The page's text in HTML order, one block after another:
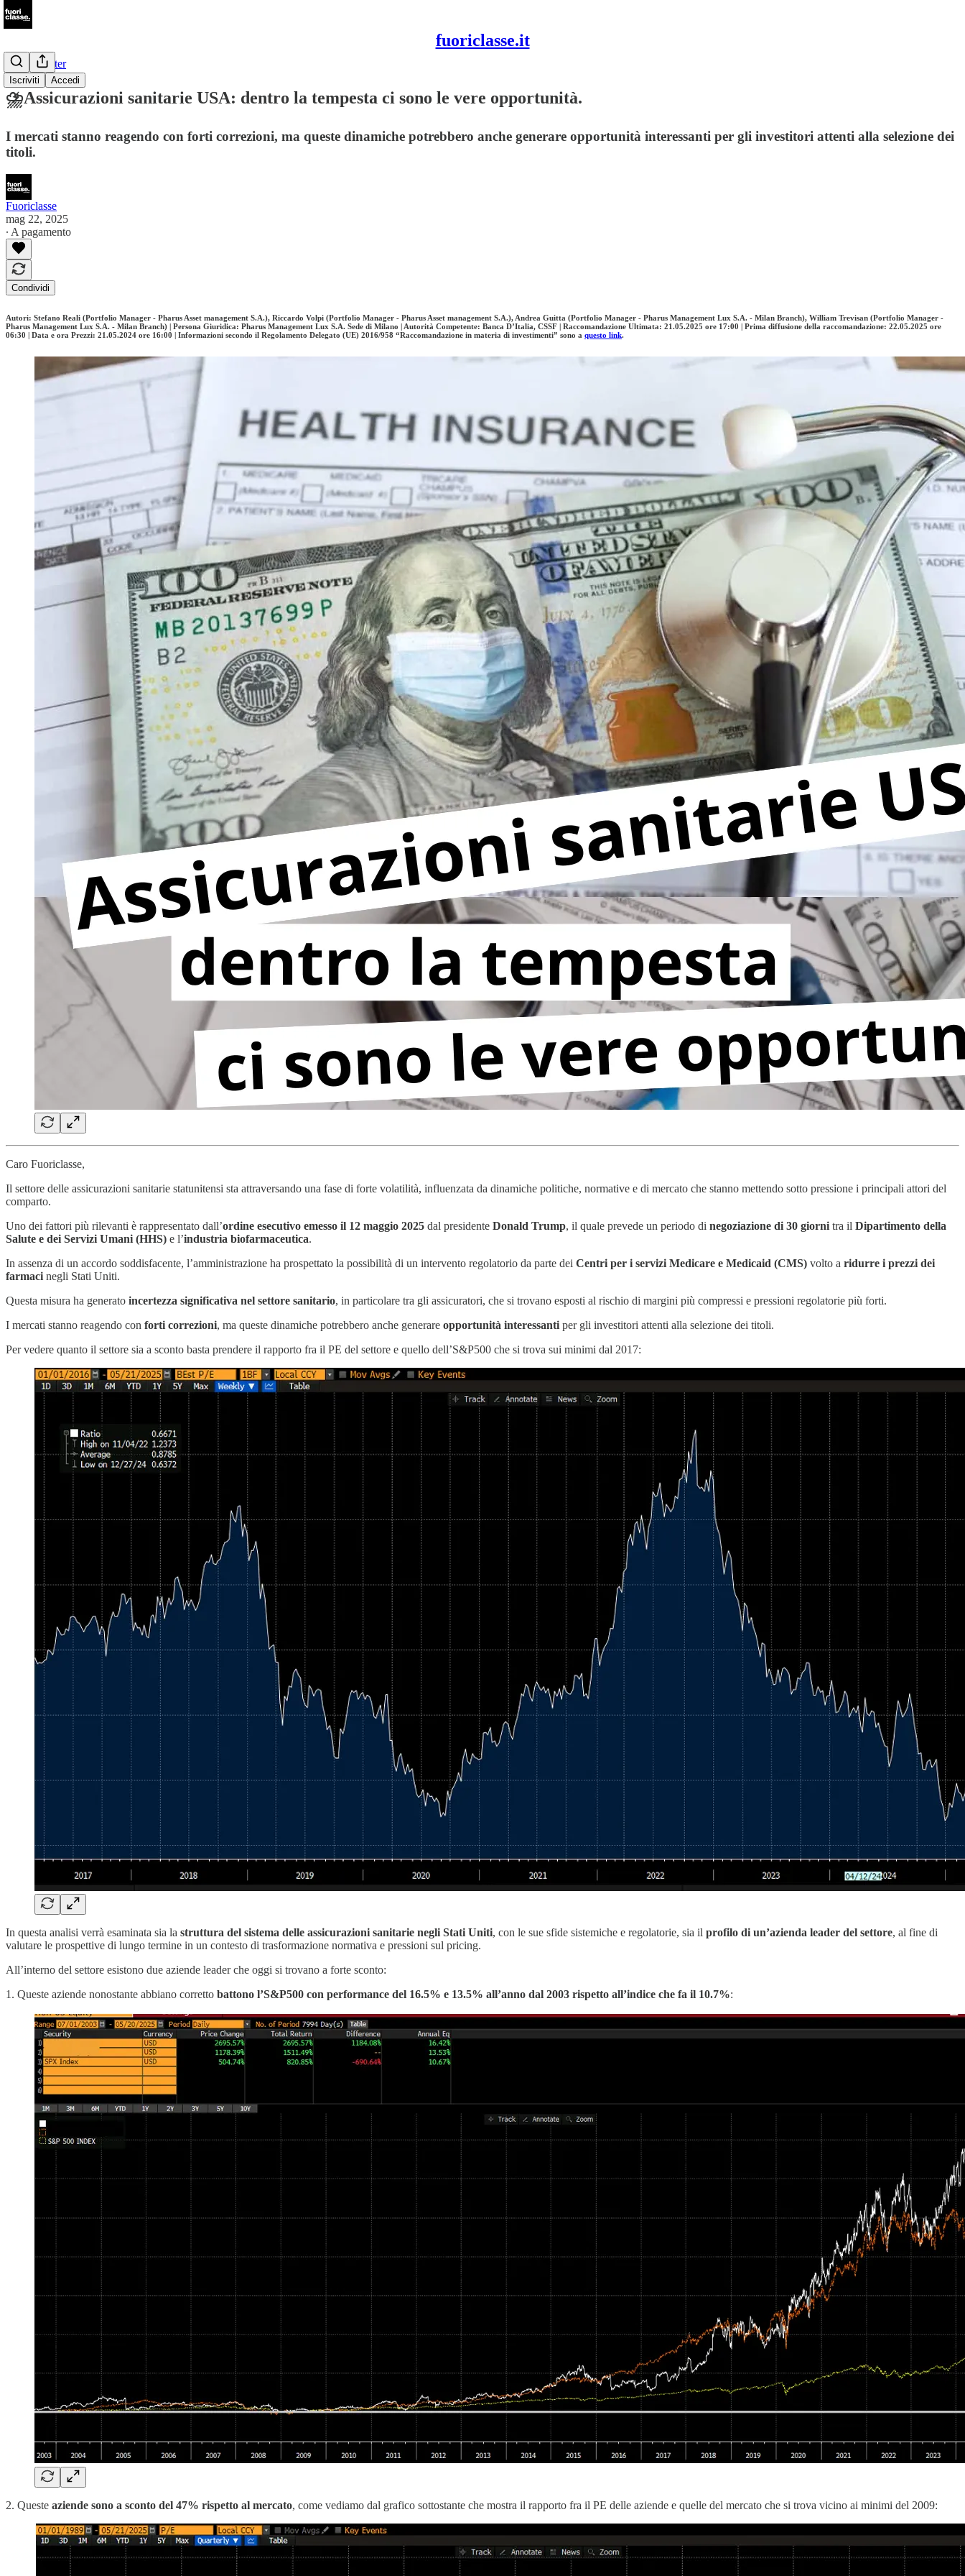
fuoriclasse.it
Iscriviti Accedi
📩Newsletter
⛈️Assicurazioni sanitarie USA: dentro la tempesta ci sono le vere opportunità.
I mercati stanno reagendo con forti correzioni, ma queste dinamiche potrebbero anche generare opportunità interessanti per gli investitori attenti alla selezione dei
titoli.
Fuoriclasse
mag 22, 2025
∙ A pagamento
Condividi
Autori: Stefano Reali (Portfolio Manager - Pharus Asset management S.A.), Riccardo Volpi (Portfolio Manager - Pharus Asset management S.A.), Andrea Guitta (Portfolio Manager - Pharus Management Lux S.A. - Milan Branch), William Trevisan (Portfolio Manager -
Pharus Management Lux S.A. - Milan Branch) | Persona Giuridica: Pharus Management Lux S.A. Sede di Milano | Autorità Competente: Banca D’Italia, CSSF | Raccomandazione Ultimata: 21.05.2025 ore 17:00 | Prima diffusione della raccomandazione: 22.05.2025 ore
06:30 | Data e ora Prezzi: 21.05.2024 ore 16:00 | Informazioni secondo il Regolamento Delegato (UE) 2016/958 “Raccomandazione in materia di investimenti” sono a questo link.
Caro Fuoriclasse,
Il settore delle assicurazioni sanitarie statunitensi sta attraversando una fase di forte volatilità, influenzata da dinamiche politiche, normative e di mercato che stanno mettendo sotto pressione i principali attori del
comparto.
Uno dei fattori più rilevanti è rappresentato dall’ordine esecutivo emesso il 12 maggio 2025 dal presidente Donald Trump, il quale prevede un periodo di negoziazione di 30 giornitra il Dipartimento della
Salute e dei Servizi Umani (HHS) e l’industria biofarmaceutica.
In assenza di un accordo soddisfacente, l’amministrazione ha prospettato la possibilità di un intervento regolatorio da parte dei Centri per i servizi Medicare e Medicaid (CMS) volto a ridurre i prezzi dei
farmacinegli Stati Uniti.
Questa misura ha generato incertezza significativa nel settore sanitario, in particolare tra gli assicuratori, che si trovano esposti al rischio di margini più compressi e pressioni regolatorie più forti.
I mercati stanno reagendo con forti correzioni, ma queste dinamiche potrebbero anche generare opportunità interessantiper gli investitori attenti alla selezione dei titoli.
Per vedere quanto il settore sia a sconto basta prendere il rapporto fra il PE del settore e quello dell’S&P500 che si trova sui minimi dal 2017:
In questa analisi verrà esaminata sia la struttura del sistema delle assicurazioni sanitarie negli Stati Uniti, con le sue sfide sistemiche e regolatorie, sia il profilo di un’azienda leader del settore, al fine di
valutare le prospettive di lungo termine in un contesto di trasformazione normativa e pressioni sul pricing.
All’interno del settore esistono due aziende leader che oggi si trovano a forte sconto:
1. Queste aziende nonostante abbiano corretto battono l’S&P500 con performance del 16.5% e 13.5% all’anno dal 2003 rispetto all’indice che fa il 10.7%:
2. Queste aziende sono a sconto del 47% rispetto al mercato, come vediamo dal grafico sottostante che mostra il rapporto fra il PE delle aziende e quelle del mercato che si trova vicino ai minimi del 2009: